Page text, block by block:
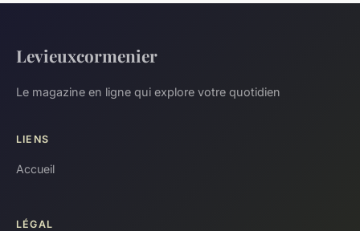
Levieuxcormenier
Le magazine en ligne qui explore votre quotidien
LIENS
Accueil
LÉGAL